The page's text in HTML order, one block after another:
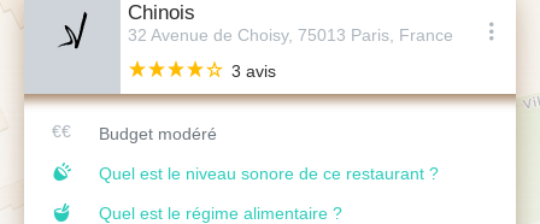
Chinois
32 Avenue de Choisy, 75013 Paris, France
3 avis
Budget modéré
Quel est le niveau sonore de ce restaurant ?
Quel est le régime alimentaire ?